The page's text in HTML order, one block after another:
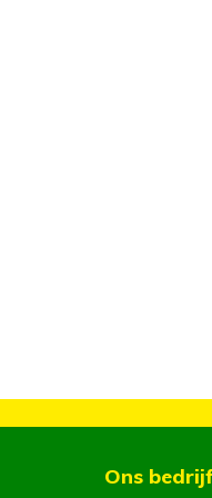
Ons bedrijf